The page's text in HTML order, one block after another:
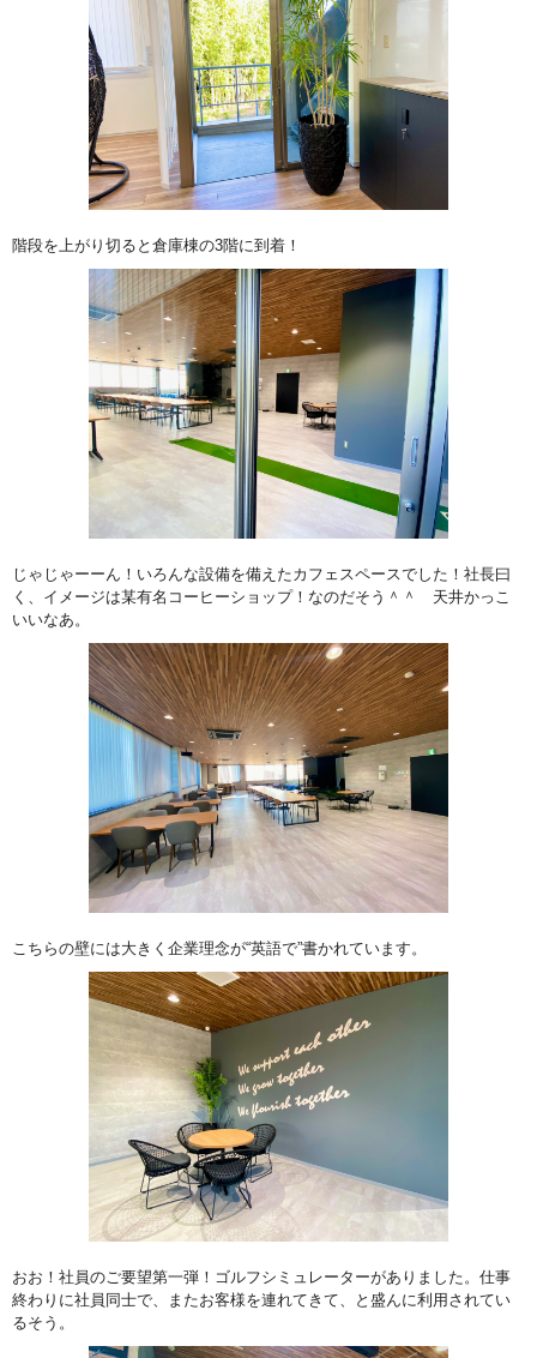
階段を上がり切ると倉庫棟の3階に到着！
じゃじゃーーん！いろんな設備を備えたカフェスペースでした！社長曰
く、イメージは某有名コーヒーショップ！なのだそう＾＾ 天井かっこ
いいなあ。
こちらの壁には大きく企業理念が“英語で”書かれています。
おお！社員のご要望第一弾！ゴルフシミュレーターがありました。仕事
終わりに社員同士で、またお客様を連れてきて、と盛んに利用されてい
るそう。